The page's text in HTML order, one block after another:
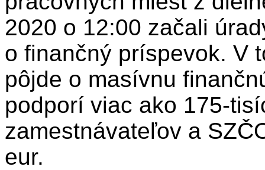
2020 o 12:00 začali
o finančný príspevok. V
pôjde o masívnu
podporí viac ako 175-
zamestnávateľov a
eur.